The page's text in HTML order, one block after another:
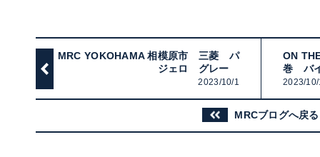
MRC YOKOHAMA 相模原市 三菱 パ
ジェロ グレー
2023/10/1
ON
巻 バ
2023/
MRCブログへ戻る